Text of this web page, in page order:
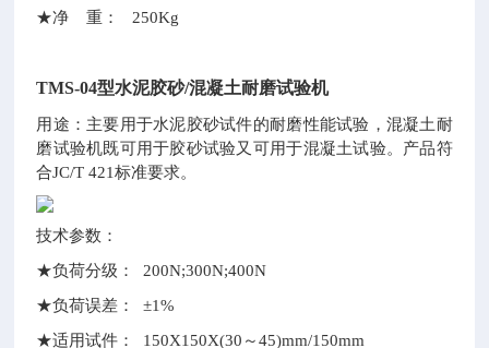
★净 重： 250Kg
TMS-04型水泥胶砂/混凝土耐磨试验机
用途：主要用于水泥胶砂试件的耐磨性能试验，混凝土耐
磨试验机既可用于胶砂试验又可用于混凝土试验。产品符
合JC/T 421标准要求。
技术参数：
★负荷分级： 200N;300N;400N
★负荷误差： ±1%
★适用试件： 150X150X(30～45)mm/150mm